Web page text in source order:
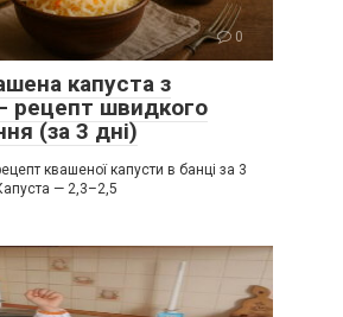
0
капуста з
рецепт швидкого
(за 3 дні)
квашеної капусти в банці за 3
— 2,3–2,5